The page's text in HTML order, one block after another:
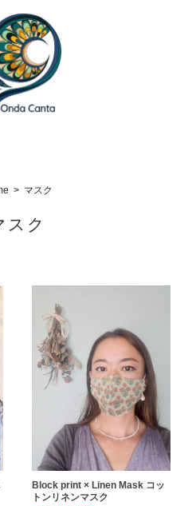
マスク
スク
Block print × Linen Mask コッ
トンリネンマスク